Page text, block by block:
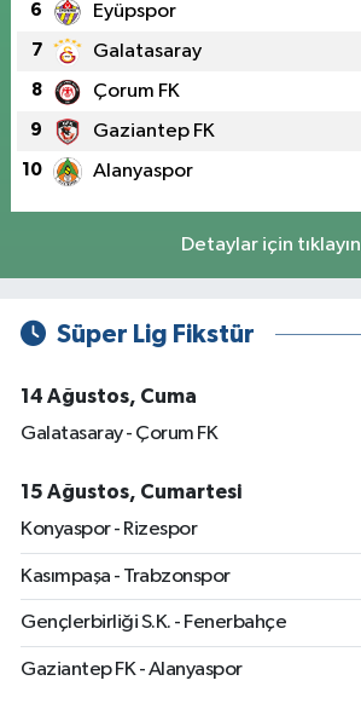
6 Eyüpspor
7 Galatasaray
8 Çorum FK
9 Gaziantep FK
10 Alanyaspor
Detaylar için tıklayın
Süper Lig Fikstür
14 Ağustos, Cuma
Galatasaray - Çorum FK
15 Ağustos, Cumartesi
Konyaspor - Rizespor
Kasımpaşa - Trabzonspor
Gençlerbirliği S.K. - Fenerbahçe
Gaziantep FK - Alanyaspor